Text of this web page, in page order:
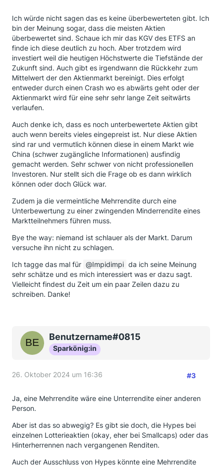
Ich würde nicht sagen das es keine überbewerteten gibt. Ich
bin der Meinung sogar, dass die meisten Aktien
überbewertet sind. Schaue ich mir das KGV des ETFS an
finde ich diese deutlich zu hoch. Aber trotzdem wird
investiert weil die heutigen Höchstwerte die Tiefstände der
Zukunft sind. Auch gibt es irgendwann die Rückkehr zum
Mittelwert der den Aktienmarkt bereinigt. Dies erfolgt
entweder durch einen Crash wo es abwärts geht oder der
Aktienmarkt wird für eine sehr sehr lange Zeit seitwärts
verlaufen.
Auch denke ich, dass es noch unterbewertete Aktien gibt
auch wenn bereits vieles eingepreist ist. Nur diese Aktien
sind rar und vermutlich können diese in einem Markt wie
China (schwer zugängliche Informationen) ausfindig
gemacht werden. Sehr schwer von nicht professionellen
Investoren. Nur stellt sich die Frage ob es dann wirklich
können oder doch Glück war.
Zudem ja die vermeintliche Mehrrendite durch eine
Unterbewertung zu einer zwingenden Minderrendite eines
Marktteilnehmers führen muss.
Bye the way: niemand ist schlauer als der Markt. Darum
versuche ihn nicht zu schlagen.
Ich tagge das mal für
Impidimpi da ich seine Meinung
sehr schätze und es mich interessiert was er dazu sagt.
Vielleicht findest du Zeit um ein paar Zeilen dazu zu
schreiben. Danke!
Benutzername#0815
Sparkönig:in
26. Oktober 2024 um 16:36 #3
Ja, eine Mehrrendite wäre eine Unterrendite einer anderen
Person.
Aber ist das so abwegig? Es gibt sie doch, die Hypes bei
einzelnen Lotterieaktien (okay, eher bei Smallcaps) oder das
Hinterherrennen nach vergangenen Renditen.
Auch der Ausschluss von Hypes könnte eine Mehrrendite